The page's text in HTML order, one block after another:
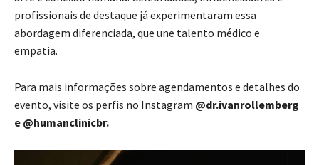
profissionais de destaque já experimentaram essa
abordagem diferenciada, que une talento médico e
empatia.
Para mais informações sobre agendamentos e detalhes do
evento, visite os perfis no Instagram @dr.ivanrollemberg
e @humanclinicbr.